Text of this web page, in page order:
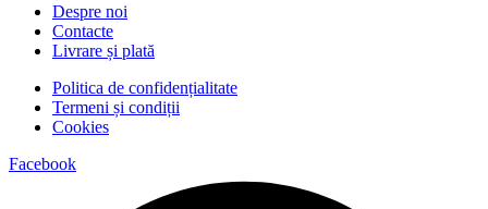
Despre noi
Contacte
Livrare și plată
Politica de confidențialitate
Termeni și condiții
Cookies
Facebook